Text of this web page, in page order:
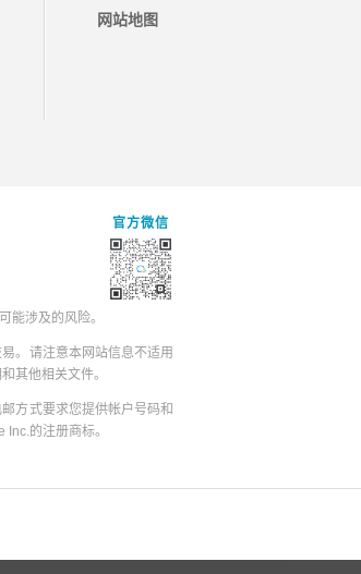
网站地图
官方微信
能涉及的风险。
。请注意本网站信息不适用
其他相关文件。
方式要求您提供帐户号码和
的注册商标。